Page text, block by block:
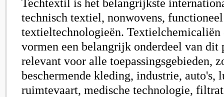
Techtextil is het belangrijkste
technisch textiel, nonwovens,
textieltechnologieën.
vormen een belangrijk onderdeel van
relevant voor alle toepassingsgebieden,
beschermende kleding, industrie, auto's,
ruimtevaart, medische technologie,